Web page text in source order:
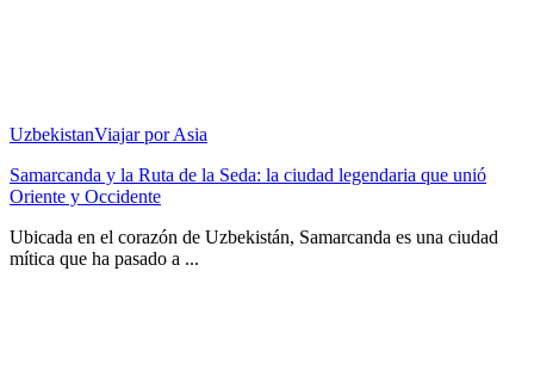
UzbekistanViajar por Asia
Samarcanda y la Ruta de la Seda: la ciudad legendaria que unió
Oriente y Occidente
Ubicada en el corazón de Uzbekistán, Samarcanda es una ciudad
mítica que ha pasado a ...